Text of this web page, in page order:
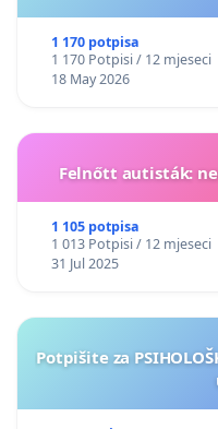
1 170 potpisa
1 170 Potpisi / 12 mjeseci
18 May 2026
Felnőtt autisták:
1 105 potpisa
1 013 Potpisi / 12 mjeseci
31 Jul 2025
Potpišite za